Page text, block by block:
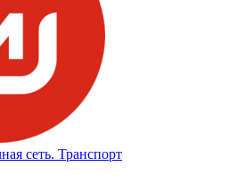
сеть. Транспорт